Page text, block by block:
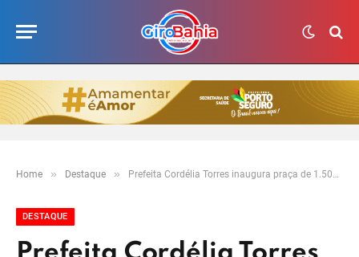
Home » Destaque » Prefeita Cordélia Torres inaugura praça de 1.500 metros quadrados no bairro Alto da Boa Vista
DESTAQUE